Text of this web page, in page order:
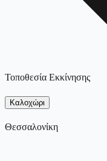
Τοποθεσία Εκκίνησης
Καλοχώρι
Θεσσαλονίκη